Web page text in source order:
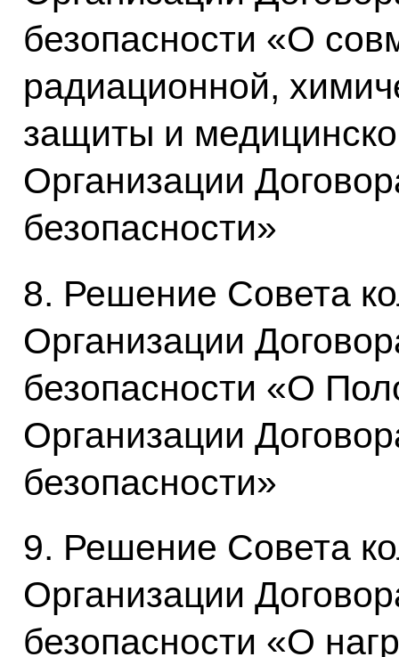
безопасности «О
радиационной,
защиты и
Организации
безопасности»
8. Решение Совета
Организации
безопасности «О
Организации
безопасности»
9. Решение Совета
Организации
безопасности «О